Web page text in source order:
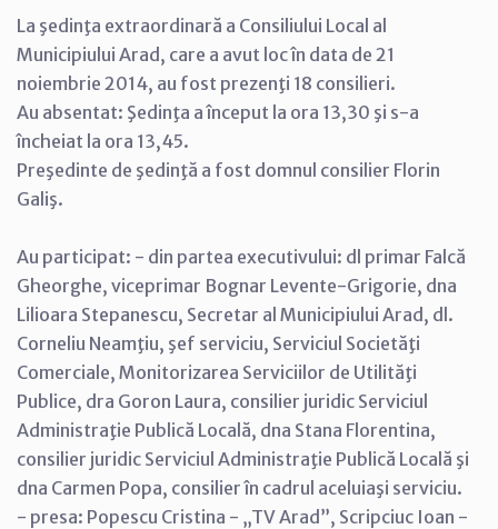
La şedinţa extraordinară a Consiliului Local al
Municipiului Arad, care a avut loc în data de 21
noiembrie 2014, au fost prezenţi 18 consilieri.
Au absentat: Şedinţa a început la ora 13,30 şi s-a
încheiat la ora 13,45.
Preşedinte de şedinţă a fost domnul consilier Florin
Galiş.
Au participat: - din partea executivului: dl primar Falcă
Gheorghe, viceprimar Bognar Levente-Grigorie, dna
Lilioara Stepanescu, Secretar al Municipiului Arad, dl.
Corneliu Neamţiu, şef serviciu, Serviciul Societăţi
Comerciale, Monitorizarea Serviciilor de Utilităţi
Publice, dra Goron Laura, consilier juridic Serviciul
Administraţie Publică Locală, dna Stana Florentina,
consilier juridic Serviciul Administraţie Publică Locală şi
dna Carmen Popa, consilier în cadrul aceluiaşi serviciu.
- presa: Popescu Cristina - „TV Arad”, Scripciuc Ioan -